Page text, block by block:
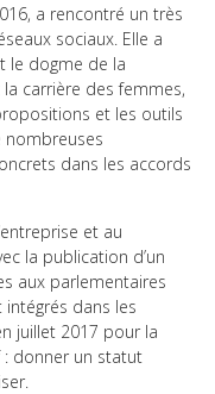
a rencontré un très
sociaux. Elle a
le dogme de la
carrière des femmes,
et les outils
dans les accords
et au
la publication d’un
aux parlementaires
intégrés dans les
juillet 2017 pour la
: donner un statut